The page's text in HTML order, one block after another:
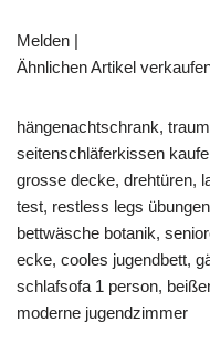
Melden |
Ähnlichen Artikel
hängenachtschrank,
seitenschläferkissen
grosse decke, drehtüren,
test, restless legs
bettwäsche botanik,
ecke, cooles jugendbett,
schlafsofa 1 person,
moderne jugendzimmer